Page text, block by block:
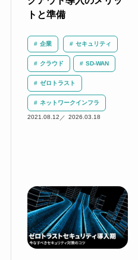
トと準備
企業 セキュリティ
クラウド SD-WAN
ゼロトラスト
ネットワークインフラ
2021.08.12 2026.03.18